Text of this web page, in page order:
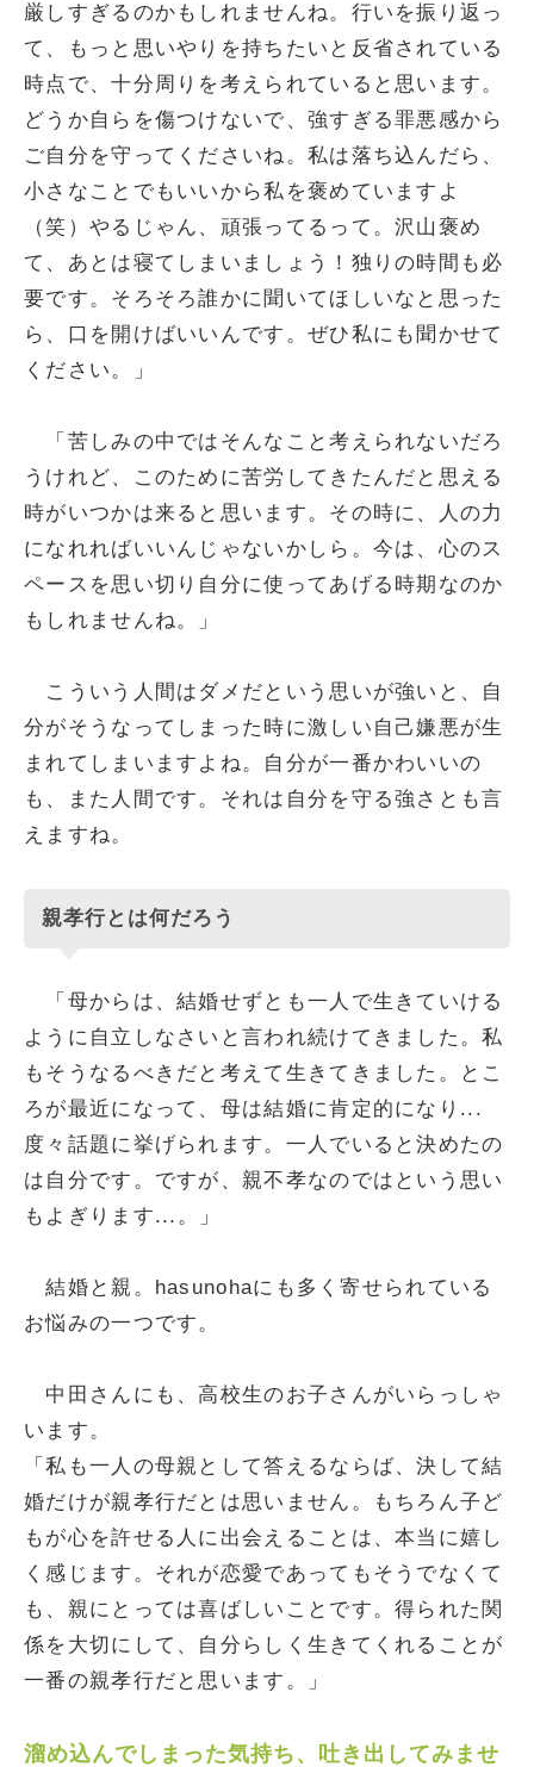
厳しすぎるのかもしれませんね。行いを振り返っ
て、もっと思いやりを持ちたいと反省されている
時点で、十分周りを考えられていると思います。
どうか自らを傷つけないで、強すぎる罪悪感から
ご自分を守ってくださいね。私は落ち込んだら、
小さなことでもいいから私を褒めていますよ
（笑）やるじゃん、頑張ってるって。沢山褒め
て、あとは寝てしまいましょう！独りの時間も必
要です。そろそろ誰かに聞いてほしいなと思った
ら、口を開けばいいんです。ぜひ私にも聞かせて
ください。」
「苦しみの中ではそんなこと考えられないだろ
うけれど、このために苦労してきたんだと思える
時がいつかは来ると思います。その時に、人の力
になれればいいんじゃないかしら。今は、心のス
ペースを思い切り自分に使ってあげる時期なのか
もしれませんね。」
こういう人間はダメだという思いが強いと、自
分がそうなってしまった時に激しい自己嫌悪が生
まれてしまいますよね。自分が一番かわいいの
も、また人間です。それは自分を守る強さとも言
えますね。
親孝行とは何だろう
「母からは、結婚せずとも一人で生きていける
ように自立しなさいと言われ続けてきました。私
もそうなるべきだと考えて生きてきました。とこ
ろが最近になって、母は結婚に肯定的になり...
度々話題に挙げられます。一人でいると決めたの
は自分です。ですが、親不孝なのではという思い
もよぎります...。」
結婚と親。hasunohaにも多く寄せられている
お悩みの一つです。
中田さんにも、高校生のお子さんがいらっしゃ
います。
「私も一人の母親として答えるならば、決して結
婚だけが親孝行だとは思いません。もちろん子ど
もが心を許せる人に出会えることは、本当に嬉し
く感じます。それが恋愛であってもそうでなくて
も、親にとっては喜ばしいことです。得られた関
係を大切にして、自分らしく生きてくれることが
一番の親孝行だと思います。」
溜め込んでしまった気持ち、吐き出してみませ